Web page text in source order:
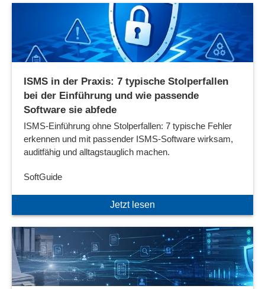
ISMS in der Praxis: 7 typische Stolperfallen
bei der Einführung und wie passende
Software sie abfede
ISMS-Einführung ohne Stolperfallen: 7 typische Fehler
erkennen und mit passender ISMS-Software wirksam,
auditfähig und alltagstauglich machen.
SoftGuide
Jetzt lesen